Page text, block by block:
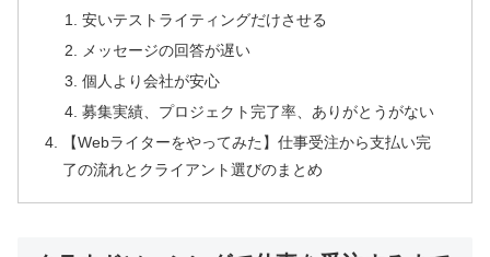
安いテストライティングだけさせる
メッセージの回答が遅い
個人より会社が安心
募集実績、プロジェクト完了率、ありがとうがない
【Webライターをやってみた】仕事受注から支払い完
了の流れとクライアント選びのまとめ